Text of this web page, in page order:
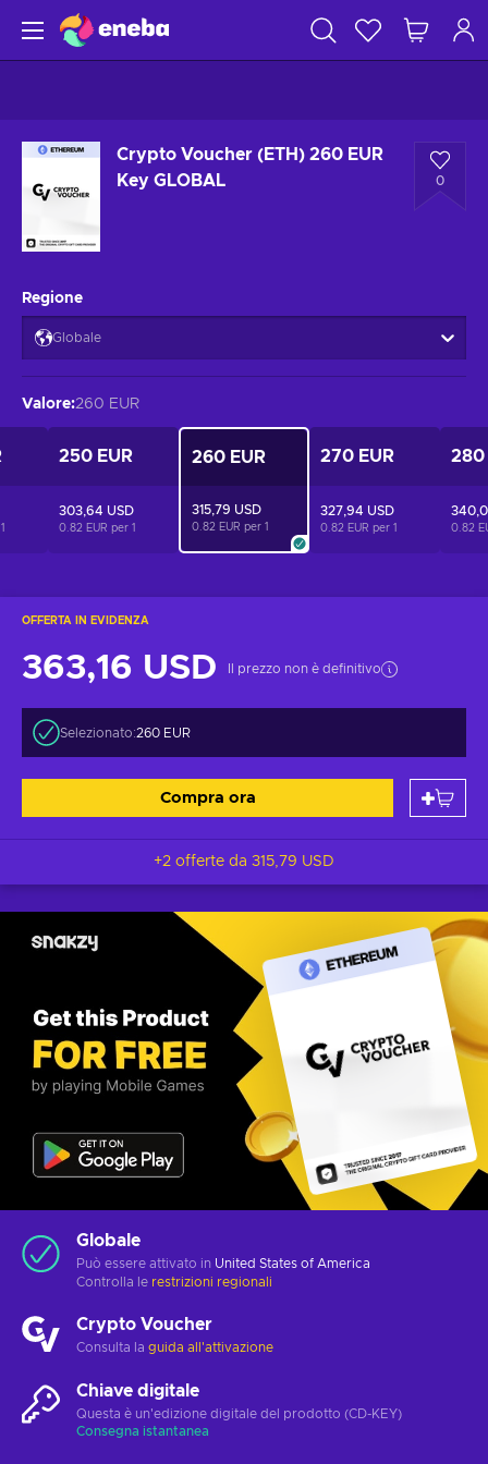
Crypto Voucher (ETH) 260 EUR
Key GLOBAL
0
OFFERTA IN EVIDENZA
363,16 USD Il prezzo non è definitivo
Selezionato:260 EUR
Compra ora
+2 offerte da 315,79 USD
Globale
Può essere attivato in United States of America
Controlla le restrizioni regionali
Crypto Voucher
Consulta la guida all'attivazione
Chiave digitale
Questa è un'edizione digitale del prodotto (CD-KEY)
Consegna istantanea
Regione
Globale
Valore:260 EUR
1
250 EUR
303,64 USD
0.82 EUR per 1
260 EUR
315,79 USD
0.82 EUR per 1
270 EUR
327,94 USD
0.82 EUR per 1
280
0.82